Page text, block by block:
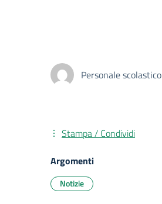
Personale scolastico
Stampa / Condividi
Argomenti
Notizie